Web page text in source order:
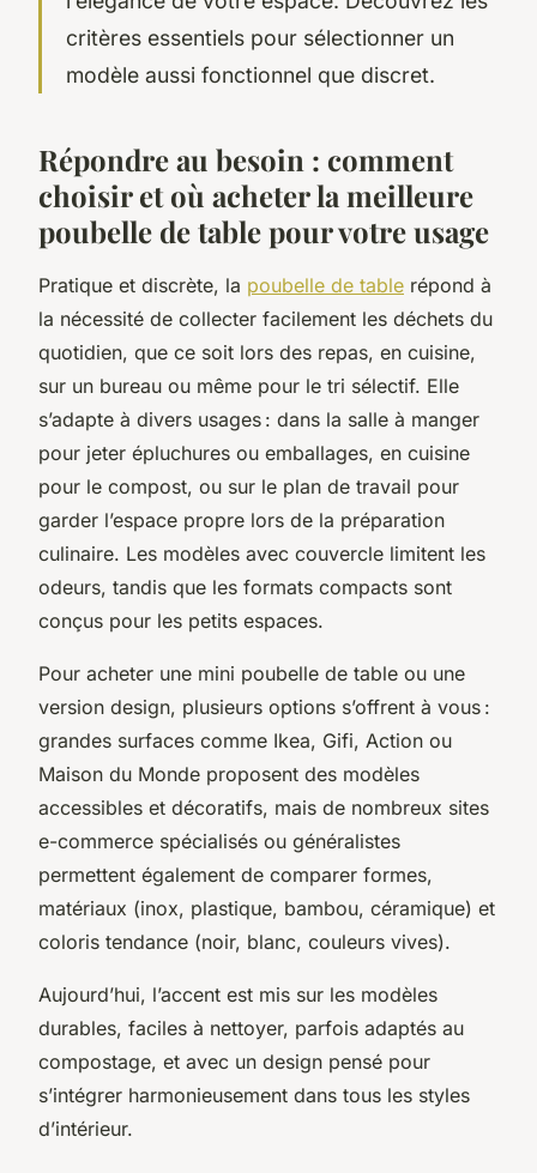
critères essentiels pour sélectionner un
modèle aussi fonctionnel que discret.
Répondre au besoin : comment
choisir et où acheter la meilleure
poubelle de table pour votre usage
Pratique et discrète, la poubelle de table répond à
la nécessité de collecter facilement les déchets du
quotidien, que ce soit lors des repas, en cuisine,
sur un bureau ou même pour le tri sélectif. Elle
s’adapte à divers usages : dans la salle à manger
pour jeter épluchures ou emballages, en cuisine
pour le compost, ou sur le plan de travail pour
garder l’espace propre lors de la préparation
culinaire. Les modèles avec couvercle limitent les
odeurs, tandis que les formats compacts sont
conçus pour les petits espaces.
Pour acheter une mini poubelle de table ou une
version design, plusieurs options s’offrent à vous :
grandes surfaces comme Ikea, Gifi, Action ou
Maison du Monde proposent des modèles
accessibles et décoratifs, mais de nombreux sites
e-commerce spécialisés ou généralistes
permettent également de comparer formes,
matériaux (inox, plastique, bambou, céramique) et
coloris tendance (noir, blanc, couleurs vives).
Aujourd’hui, l’accent est mis sur les modèles
durables, faciles à nettoyer, parfois adaptés au
compostage, et avec un design pensé pour
s’intégrer harmonieusement dans tous les styles
d’intérieur.